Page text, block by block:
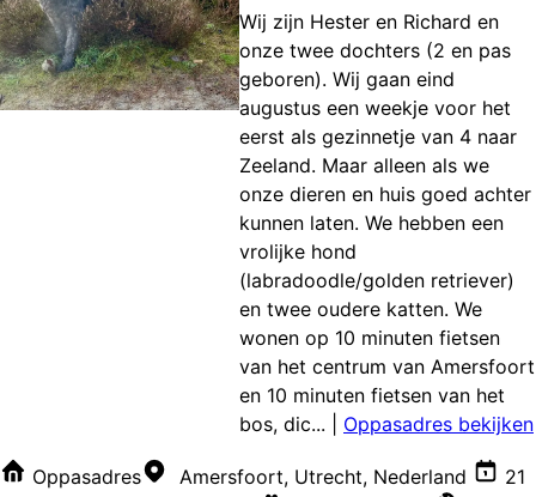
Wij zijn Hester en Richard en
onze twee dochters (2 en pas
geboren). Wij gaan eind
augustus een weekje voor het
eerst als gezinnetje van 4 naar
Zeeland. Maar alleen als we
onze dieren en huis goed achter
kunnen laten. We hebben een
vrolijke hond
(labradoodle/golden retriever)
en twee oudere katten. We
wonen op 10 minuten fietsen
van het centrum van Amersfoort
en 10 minuten fietsen van het
bos, dic...
Oppasadres bekijken
Oppasadres Amersfoort, Utrecht, Nederland
21